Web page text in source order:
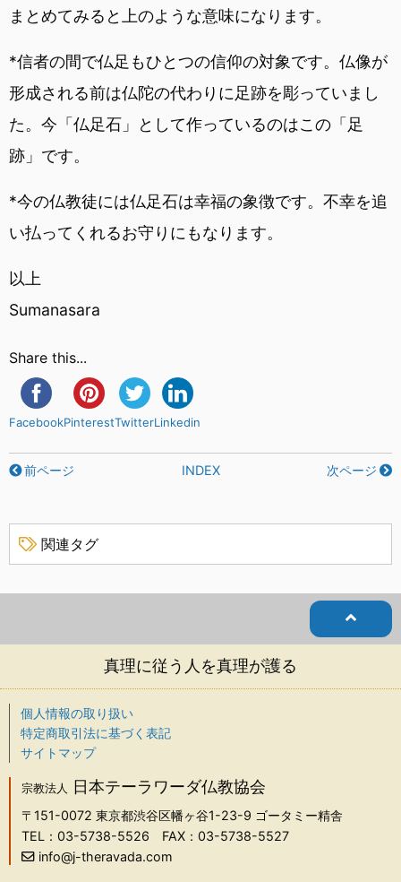
まとめてみると上のような意味になります。
*信者の間で仏足もひとつの信仰の対象です。仏像が
形成される前は仏陀の代わりに足跡を彫っていまし
た。今「仏足石」として作っているのはこの「足
跡」です。
*今の仏教徒には仏足石は幸福の象徴です。不幸を追
い払ってくれるお守りにもなります。
以上
Sumanasara
Share this...
FacebookPinterestTwitterLinkedin
前ページ INDEX 次ページ
関連タグ
真理に従う人を真理が護る
個人情報の取り扱い
特定商取引法に基づく表記
サイトマップ
宗教法人 日本テーラワーダ仏教協会
〒151-0072 東京都渋谷区幡ヶ谷1-23-9 ゴータミー精舎
TEL：03-5738-5526 FAX：03-5738-5527
info@j-theravada.com